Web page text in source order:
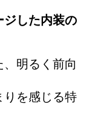
した内装の
明るく前向
りを感じる特